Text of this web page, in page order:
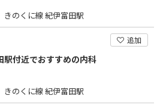
のくに線 紀伊富田駅
追加
駅付近でおすすめの内科
のくに線 紀伊富田駅